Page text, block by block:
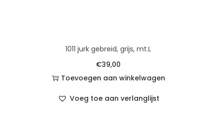
1011 jurk gebreid, grijs, mt.L
€39,00
Toevoegen aan winkelwagen
Voeg toe aan verlanglijst